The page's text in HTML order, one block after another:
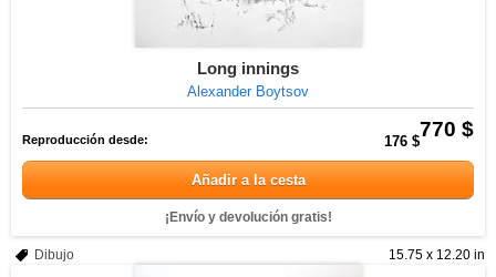
Long innings
Alexander Boytsov
770 $
Reproducción desde: 176 $
Añadir a la cesta
¡Envío y devolución gratis!
15.75 x 12.20 in
Dibujo